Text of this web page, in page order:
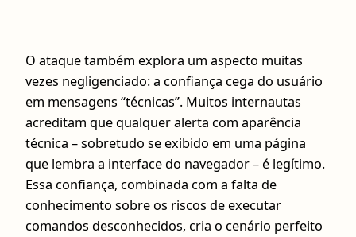
O ataque também explora um aspecto muitas
vezes negligenciado: a confiança cega do usuário
em mensagens “técnicas”. Muitos internautas
acreditam que qualquer alerta com aparência
técnica – sobretudo se exibido em uma página
que lembra a interface do navegador – é legítimo.
Essa confiança, combinada com a falta de
conhecimento sobre os riscos de executar
comandos desconhecidos, cria o cenário perfeito